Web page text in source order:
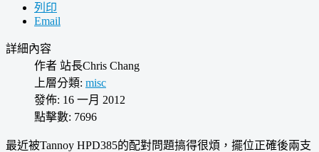
列印
Email
詳細內容
作者 站長Chris Chang
上層分類: misc
發佈: 16 一月 2012
點擊數: 7696
最近被Tannoy HPD385的配對問題搞得很煩，擺位正確後兩支